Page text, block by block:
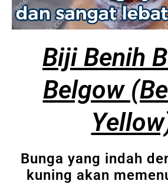
Biji Benih
Belgow
Bunga yang indah
kuning akan